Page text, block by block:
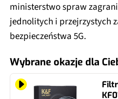
ministerstwo spraw
jednolitych i przejrzystych
bezpieczeństwa 5G.
Wybrane okazje dla
Filtr